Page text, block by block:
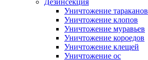
Дезинсекция
Уничтожение тараканов
Уничтожение клопов
Уничтожение муравьев
Уничтожение короедов
Уничтожение клещей
Уничтожение ос